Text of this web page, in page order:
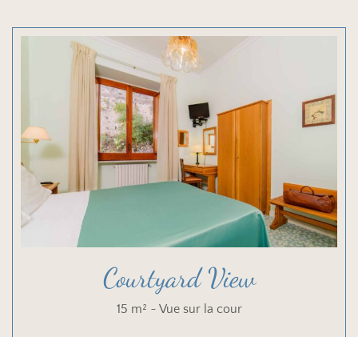
Courtyard View
15 m² ~ Vue sur la cour